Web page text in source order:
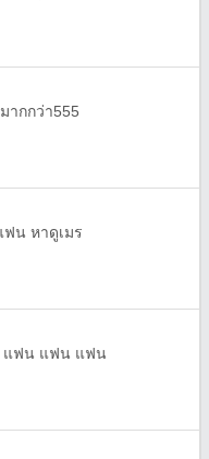
ากกว่า555
น หาดูเมร
แฟน แฟน แฟน